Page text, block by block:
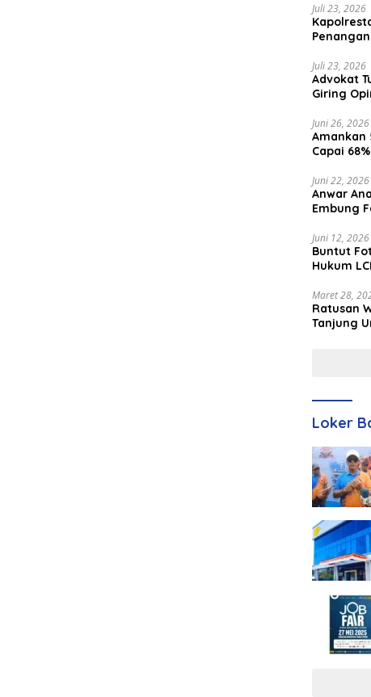
Juli 23, 2026
Juli 23, 2026
Advokat
Giring
Juni 26, 2026
Amankan
Capai
Juni 22, 2026
Anwar
Embung
Juni 12, 2026
Buntut
Hukum
Maret 28,
Ratusan
Tanjung
Loker